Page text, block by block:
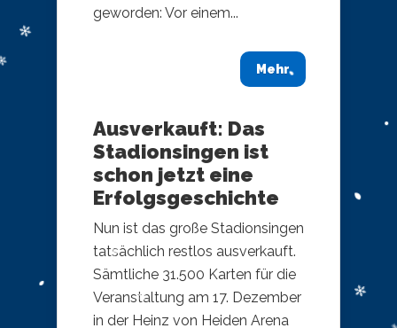
geworden: Vor einem...
Mehr
Ausverkauft: Das
Stadionsingen ist
schon jetzt eine
Erfolgsgeschichte
Nun ist das große Stadionsingen
tatsächlich restlos ausverkauft.
Sämtliche 31.500 Karten für die
Veranstaltung am 17. Dezember
in der Heinz von Heiden Arena